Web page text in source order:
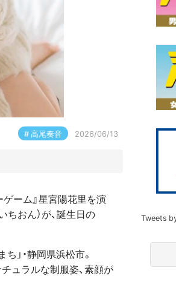
高尾奏音 2026/06/13
ーム』星宮陽花里を演
ちおん）が、誕生日の
」・静岡県浜松市。
ュラルな制服姿、素顔が
Tweets